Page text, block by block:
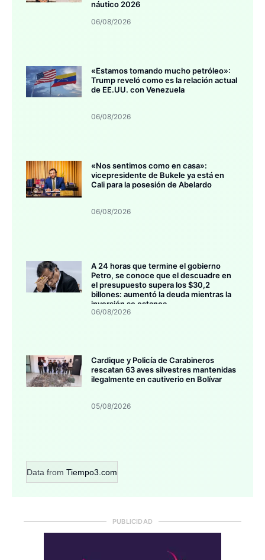
náutico 2026
06/08/2026
«Estamos tomando mucho petróleo»:
Trump reveló como es la relación actual
de EE.UU. con Venezuela
06/08/2026
«Nos sentimos como en casa»:
vicepresidente de Bukele ya está en
Cali para la posesión de Abelardo
06/08/2026
A 24 horas que termine el gobierno
Petro, se conoce que el descuadre en
el presupuesto supera los $30,2
billones: aumentó la deuda mientras la
inversión se estanca
06/08/2026
Cardique y Policía de Carabineros
rescatan 63 aves silvestres mantenidas
ilegalmente en cautiverio en Bolívar
05/08/2026
Data from Tiempo3.com
PUBLICIDAD